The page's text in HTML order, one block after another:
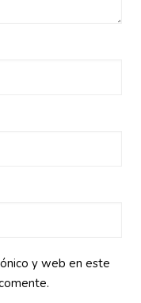
y web en este